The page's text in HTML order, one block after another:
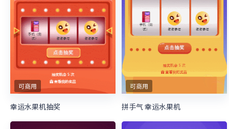
可商用
幸运水果机抽奖
可商用
拼手气 幸运水果机